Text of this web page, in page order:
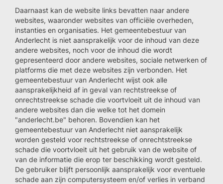
Daarnaast kan de website links bevatten naar andere
websites, waaronder websites van officiële overheden,
instanties en organisaties. Het gemeentebestuur van
Anderlecht is niet aansprakelijk voor de inhoud van deze
andere websites, noch voor de inhoud die wordt
gepresenteerd door andere websites, sociale netwerken of
platforms die met deze websites zijn verbonden. Het
gemeentebestuur van Anderlecht wijst ook alle
aansprakelijkheid af in geval van rechtstreekse of
onrechtstreekse schade die voortvloeit uit de inhoud van
andere websites dan die welke tot het domein
"anderlecht.be" behoren. Bovendien kan het
gemeentebestuur van Anderlecht niet aansprakelijk
worden gesteld voor rechtstreekse of onrechtstreekse
schade die voortvloeit uit het gebruik van de website of
van de informatie die erop ter beschikking wordt gesteld.
De gebruiker blijft persoonlijk aansprakelijk voor eventuele
schade aan zijn computersysteem en/of verlies in verband